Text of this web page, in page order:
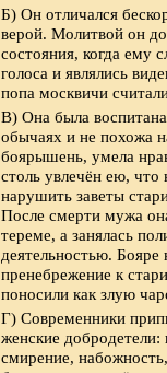
Б) Он отличался
верой. Молитвой он
состояния, когда ему
голоса и являлись
попа москвичи
В) Она была
обычаях и не похожа
боярышень, умела
столь увлечён ею, что
нарушить заветы
После смерти мужа
тереме, а занялась
деятельностью. Бояре
пренебрежение к
поносили как злую
Г) Современники
женские добродетели:
смирение,